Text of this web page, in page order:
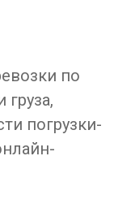
по
груза,
погрузки-